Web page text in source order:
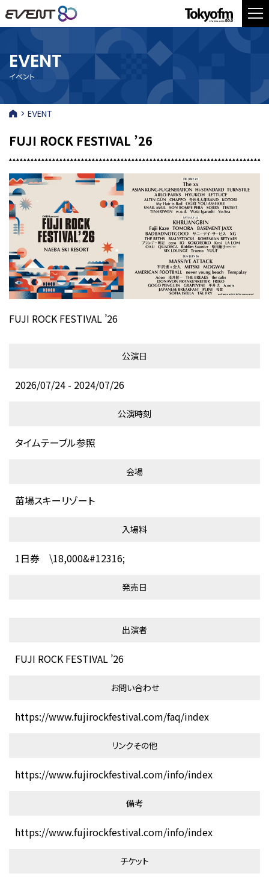
EVENT
イベント
> EVENT
FUJI ROCK FESTIVAL ’26
FUJI ROCK FESTIVAL ’26
公演日
2026/07/24 - 2024/07/26
公演時刻
タイムテーブル参照
会場
苗場スキーリゾート
入場料
1日券 \18,000&#12316;
発売日
出演者
FUJI ROCK FESTIVAL ’26
お問い合わせ
https://www.fujirockfestival.com/faq/index
リンクその他
https://www.fujirockfestival.com/info/index
備考
https://www.fujirockfestival.com/info/index
チケット